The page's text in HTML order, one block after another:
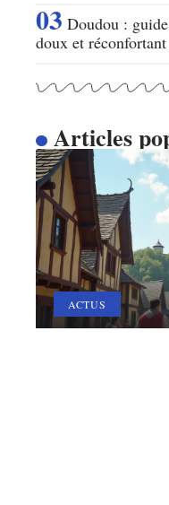
Doudou :
doux et réconfortant
Articles
ACTUS
Jour idéal